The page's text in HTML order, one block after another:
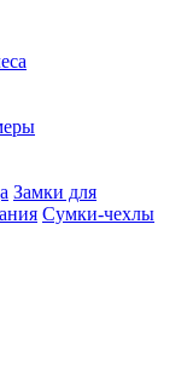
Замки для
Сумки-чехлы